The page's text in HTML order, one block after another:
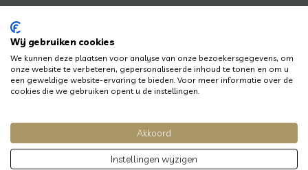
HOME
KUNSTENAARS
KUNSTWERKEN
HOE WERKT HET
NEWS
CONTACT
© Copyright 2022 Art District | Website door
Heb je een vraag? Laat het ons weten, we helpen je graag en snel!
Wij gebruiken cookies
We kunnen deze plaatsen voor analyse van onze bezoekersgegevens, om
onze website te verbeteren, gepersonaliseerde inhoud te tonen en om u
een geweldige website-ervaring te bieden. Voor meer informatie over de
cookies die we gebruiken opent u de instellingen.
Akkoord
Instellingen wijzigen